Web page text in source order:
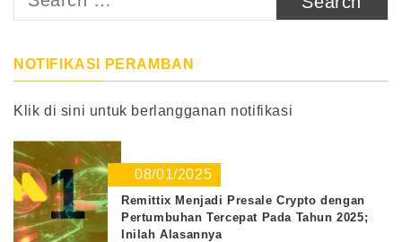
NOTIFIKASI PERAMBAN
Klik di sini untuk berlangganan notifikasi
1 08/01/2025
Remittix Menjadi Presale Crypto dengan
Pertumbuhan Tercepat Pada Tahun 2025;
Inilah Alasannya